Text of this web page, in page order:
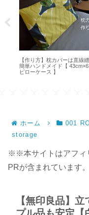
【作り方】枕カバーは直線
簡単ハンドメイド【
ピローケース 】
ホーム
001
storage
※※本サイトはアフィ
PRが含まれています
【無印良品】